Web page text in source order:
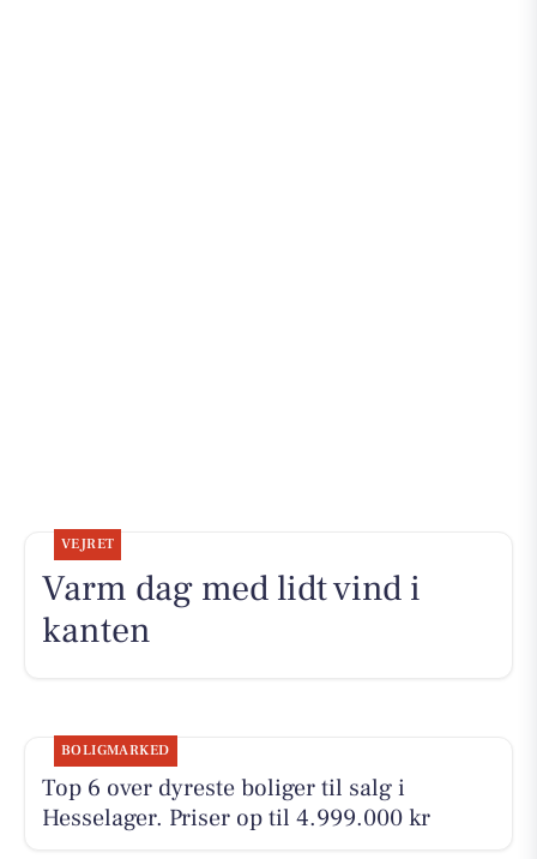
VEJRET
Varm dag med lidt vind i
kanten
BOLIGMARKED
Top 6 over dyreste boliger til salg i
Hesselager. Priser op til 4.999.000 kr